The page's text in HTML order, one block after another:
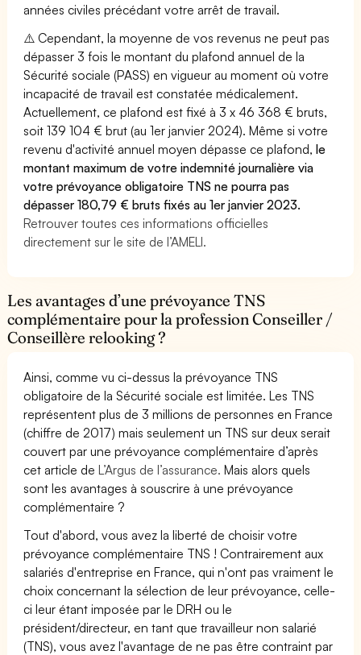
années civiles précédant votre arrêt de travail.
⚠️ Cependant, la moyenne de vos revenus ne peut pas
dépasser 3 fois le montant du plafond annuel de la
Sécurité sociale (PASS) en vigueur au moment où votre
incapacité de travail est constatée médicalement.
Actuellement, ce plafond est fixé à 3 x 46 368 € bruts,
soit 139 104 € brut (au 1er janvier 2024). Même si votre
revenu d'activité annuel moyen dépasse ce plafond,le
montant maximum de votre indemnité journalière via
votre prévoyance obligatoire TNS ne pourra pas
dépasser 180,79 € bruts fixés au 1er janvier 2023.
Retrouver toutes ces informations officielles
directement sur le site de l’AMELI.
Les avantages d’une prévoyance TNS
complémentaire pour la profession Conseiller /
Conseillère relooking ?
Ainsi, comme vu ci-dessus la prévoyance TNS
obligatoire de la Sécurité sociale est limitée. Les TNS
représentent plus de 3 millions de personnes en France
(chiffre de 2017) mais seulement un TNS sur deux serait
couvert par une prévoyance complémentaire d’après
cet article deL’Argus de l’assurance. Mais alors quels
sont les avantages à souscrire à une prévoyance
complémentaire ?
Tout d'abord, vous avez la liberté de choisir votre
prévoyance complémentaire TNS ! Contrairement aux
salariés d'entreprise en France, qui n'ont pas vraiment le
choix concernant la sélection de leur prévoyance, celle-
ci leur étant imposée par le DRH ou le
président/directeur, en tant que travailleur non salarié
(TNS), vous avez l'avantage de ne pas être contraint par